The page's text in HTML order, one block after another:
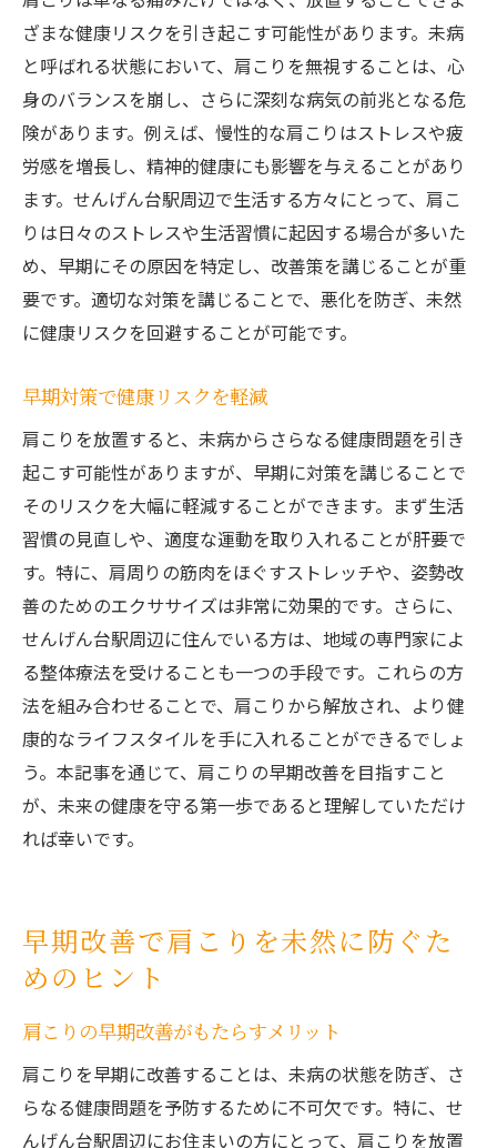
ざまな健康リスクを引き起こす可能性があります。未病
と呼ばれる状態において、肩こりを無視することは、心
身のバランスを崩し、さらに深刻な病気の前兆となる危
険があります。例えば、慢性的な肩こりはストレスや疲
労感を増長し、精神的健康にも影響を与えることがあり
ます。せんげん台駅周辺で生活する方々にとって、肩こ
りは日々のストレスや生活習慣に起因する場合が多いた
め、早期にその原因を特定し、改善策を講じることが重
要です。適切な対策を講じることで、悪化を防ぎ、未然
に健康リスクを回避することが可能です。
早期対策で健康リスクを軽減
肩こりを放置すると、未病からさらなる健康問題を引き
起こす可能性がありますが、早期に対策を講じることで
そのリスクを大幅に軽減することができます。まず生活
習慣の見直しや、適度な運動を取り入れることが肝要で
す。特に、肩周りの筋肉をほぐすストレッチや、姿勢改
善のためのエクササイズは非常に効果的です。さらに、
せんげん台駅周辺に住んでいる方は、地域の専門家によ
る整体療法を受けることも一つの手段です。これらの方
法を組み合わせることで、肩こりから解放され、より健
康的なライフスタイルを手に入れることができるでしょ
う。本記事を通じて、肩こりの早期改善を目指すこと
が、未来の健康を守る第一歩であると理解していただけ
れば幸いです。
早期改善で肩こりを未然に防ぐた
めのヒント
肩こりの早期改善がもたらすメリット
肩こりを早期に改善することは、未病の状態を防ぎ、さ
らなる健康問題を予防するために不可欠です。特に、せ
んげん台駅周辺にお住まいの方にとって、肩こりを放置